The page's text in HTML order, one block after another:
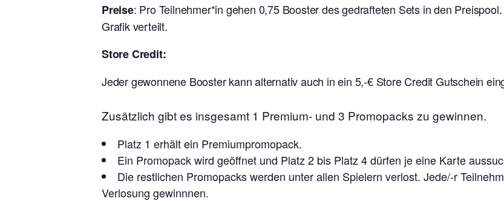
Preise: Pro Teilnehmer*in gehen 0,75 Booster des gedrafteten Sets in den
Grafik verteilt.
Store Credit:
Jeder gewonnene Booster kann alternativ auch in ein 5,-€ Store Credit Gutschein
Zusätzlich gibt es insgesamt 1 Premium- und 3 Promopacks zu gewinnen.
Platz 1 erhält ein Premiumpromopack.
Ein Promopack wird geöffnet und Platz 2 bis Platz 4 dürfen je eine Karte
Die restlichen Promopacks werden unter allen Spielern verlost. Jede/-r
Verlosung gewinnnen.